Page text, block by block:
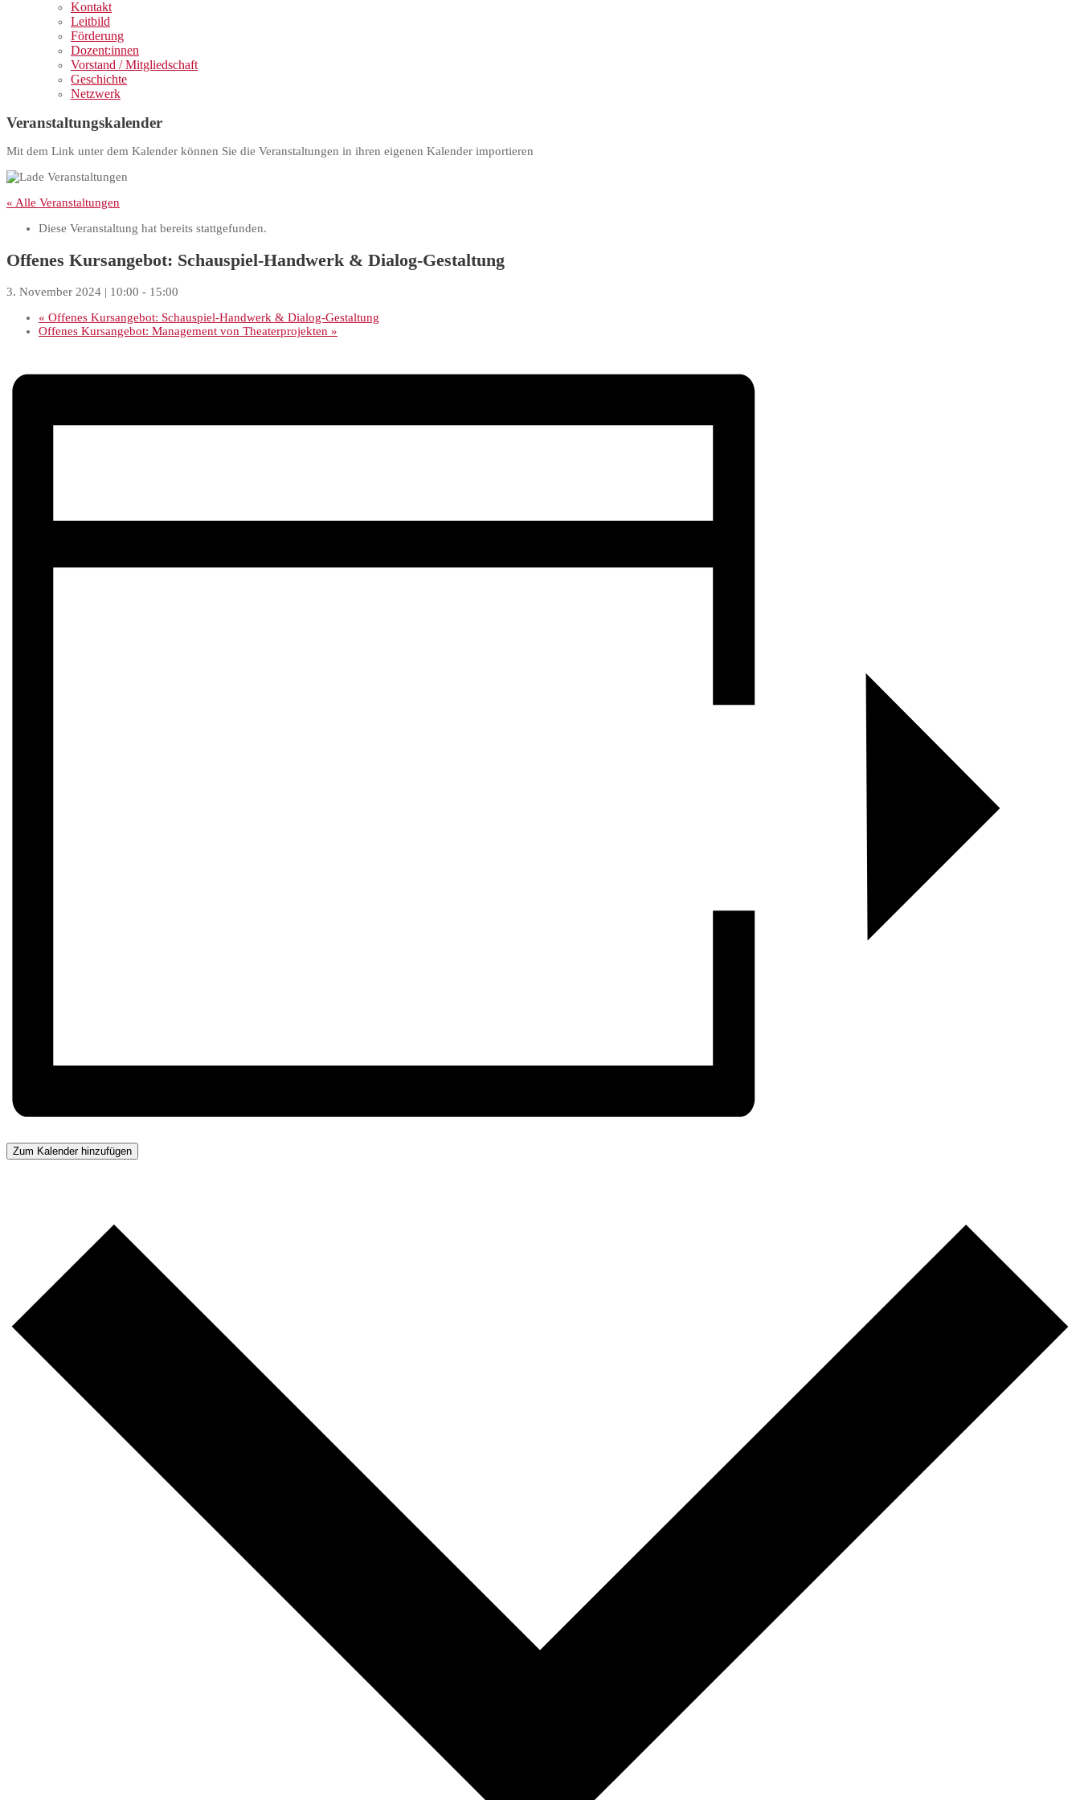
Kontakt
Leitbild
Förderung
Dozent:innen
Vorstand / Mitgliedschaft
Geschichte
Netzwerk
Veranstaltungskalender
Mit dem Link unter dem Kalender können Sie die Veranstaltungen in ihren eigenen Kalender importieren
« Alle Veranstaltungen
Diese Veranstaltung hat bereits stattgefunden.
Offenes Kursangebot: Schauspiel-Handwerk & Dialog-Gestaltung
3. November 2024 | 10:00 - 15:00
« Offenes Kursangebot: Schauspiel-Handwerk & Dialog-Gestaltung
Offenes Kursangebot: Management von Theaterprojekten »
Zum Kalender hinzufügen